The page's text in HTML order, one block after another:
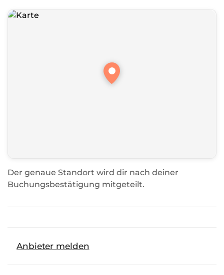
Der genaue Standort wird dir nach deiner
Buchungsbestätigung mitgeteilt.
Anbieter melden